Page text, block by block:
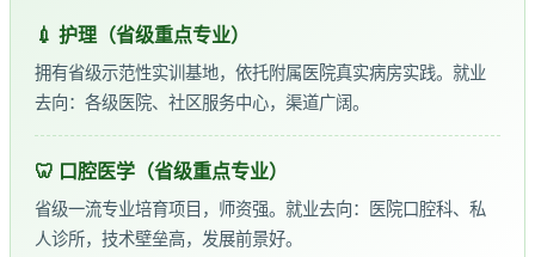
💉 护理（省级重点专业）
拥有省级示范性实训基地，依托附属医院真实病房实践。就业
去向：各级医院、社区服务中心，渠道广阔。
🦷 口腔医学（省级重点专业）
省级一流专业培育项目，师资强。就业去向：医院口腔科、私
人诊所，技术壁垒高，发展前景好。